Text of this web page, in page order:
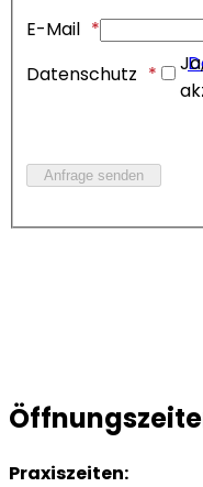
E-Mail
Datenschutz
Praxiszeiten: